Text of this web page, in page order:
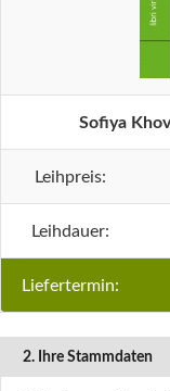
Sofiya
Leihpreis:
Leihdauer:
Liefertermin:
2. Ihre Stammdaten